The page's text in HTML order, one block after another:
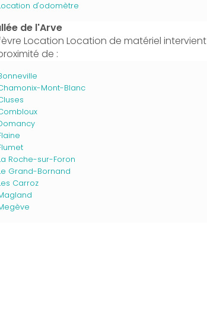
d'odomètre
de l'Arve
Location Location de matériel intervient
de :
Mont-Blanc
Roche-sur-Foron
Grand-Bornand
Carroz